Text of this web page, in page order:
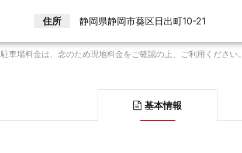
住所 静岡県静岡市葵区日出町10-21
車場料金は、念のため現地料金をご確認の上、ご利用ください。
基本情報